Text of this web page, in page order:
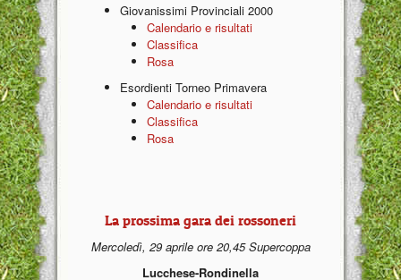
Giovanissimi Provinciali 2000
Calendario e risultati
Classifica
Rosa
Esordienti Torneo Primavera
Calendario e risultati
Classifica
Rosa
La prossima gara dei rossoneri
Mercoledì, 29 aprile ore 20,45 Supercoppa
Lucchese-Rondinella